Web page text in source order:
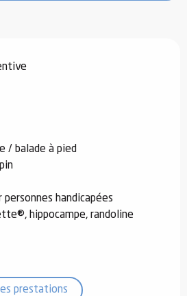
/ balade à pied
handicapées
hippocampe, randoline
prestations